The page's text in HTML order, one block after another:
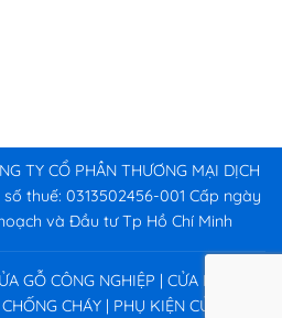
TY CỔ PHẦN THƯƠNG MẠI DỊCH
thuế: 0313502456-001 Cấp ngày
và Đầu tư Tp Hồ Chí Minh
GỖ CÔNG NGHIỆP | CỬA NHỰA
CHÁY | PHỤ KIỆN CỬA